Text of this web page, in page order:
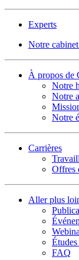
Experts
Notre
À propos de
Notre
Notre
Notre
Carrières
Offres
Aller plus
Études
FAQ